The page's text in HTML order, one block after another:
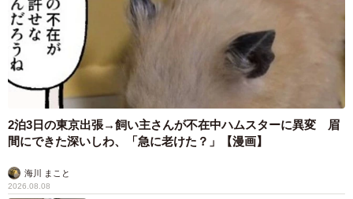
2泊3日の東京出張→飼い主さんが不在中ハムスターに異変 眉
間にできた深いしわ、「急に老けた？」【漫画】
海川 まこと
2026.08.08